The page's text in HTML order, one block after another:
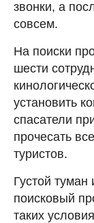
звонки, а
совсем.
На поиски
шести
установить
спасатели
прочесать
туристов.
Густой
поисковый
таких